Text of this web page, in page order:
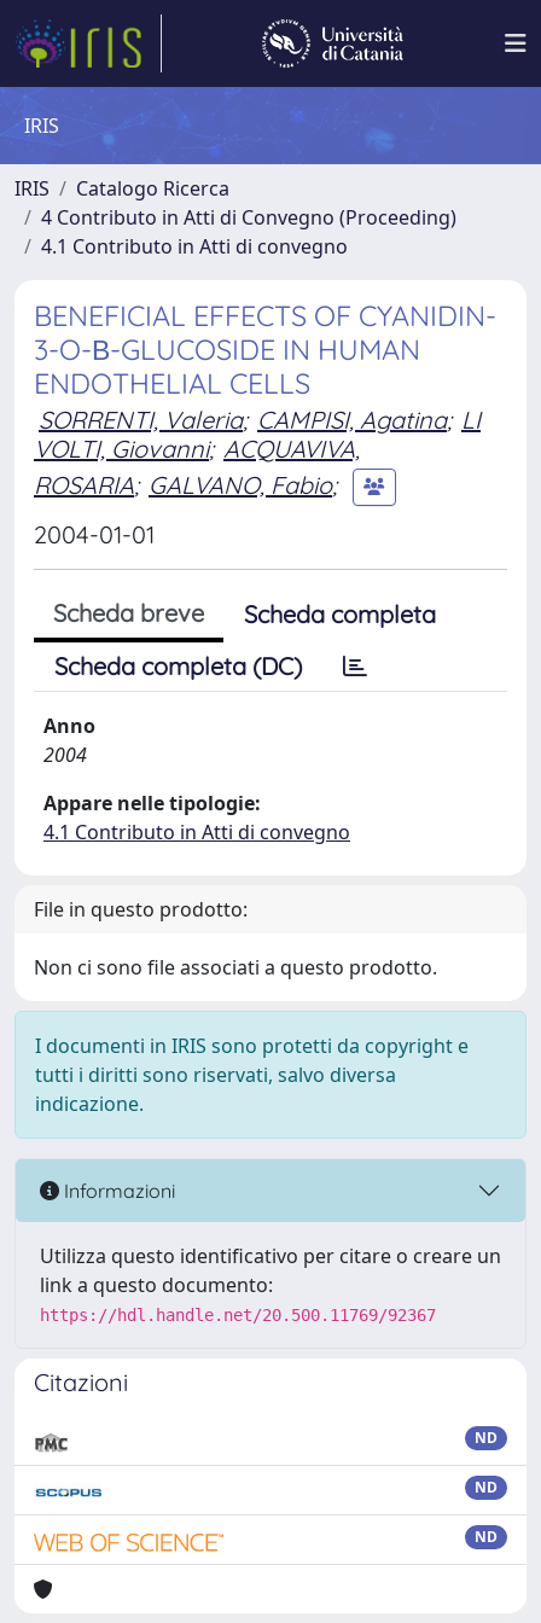
IRIS
IRIS
Catalogo Ricerca
4 Contributo in Atti di Convegno (Proceeding)
4.1 Contributo in Atti di convegno
BENEFICIAL EFFECTS OF CYANIDIN-
3-O-Β-GLUCOSIDE IN HUMAN
ENDOTHELIAL CELLS
SORRENTI, Valeria; CAMPISI, Agatina; LI
VOLTI, Giovanni; ACQUAVIVA,
ROSARIA; GALVANO, Fabio;
2004-01-01
Scheda breve
Scheda completa
Scheda completa (DC)
Anno
2004
Appare nelle tipologie:
4.1 Contributo in Atti di convegno
File in questo prodotto:
Non ci sono file associati a questo prodotto.
I documenti in IRIS sono protetti da copyright e
tutti i diritti sono riservati, salvo diversa
indicazione.
Informazioni
Utilizza questo identificativo per citare o creare un
link a questo documento:
https://hdl.handle.net/20.500.11769/92367
Citazioni
ND
ND
ND